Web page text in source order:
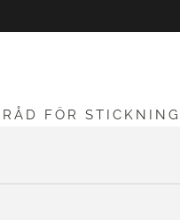
RÅD FÖR STICKNING